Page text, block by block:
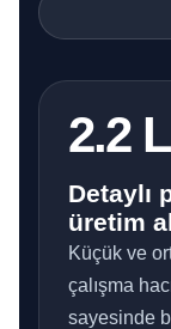
2.2 L
Detaylı
üretim
Küçük ve
çalışma
sayesinde